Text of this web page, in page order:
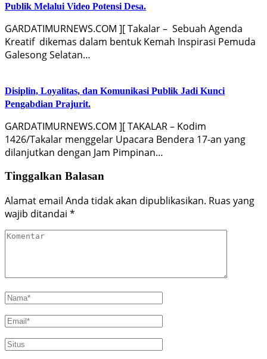
Publik Melalui Video Potensi Desa.
GARDATIMURNEWS.COM ][ Takalar – Sebuah Agenda
Kreatif dikemas dalam bentuk Kemah Inspirasi Pemuda
Galesong Selatan…
Disiplin, Loyalitas, dan Komunikasi Publik Jadi Kunci
Pengabdian Prajurit.
GARDATIMURNEWS.COM ][ TAKALAR – Kodim
1426/Takalar menggelar Upacara Bendera 17-an yang
dilanjutkan dengan Jam Pimpinan…
Tinggalkan Balasan
Alamat email Anda tidak akan dipublikasikan. Ruas yang
wajib ditandai *